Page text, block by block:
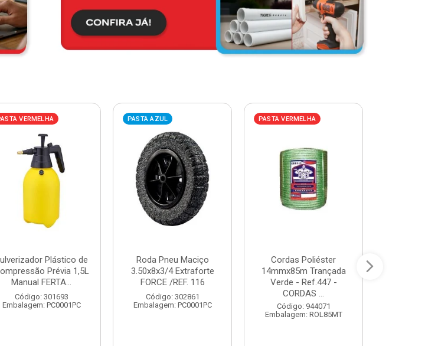
VERMELHA
Plástico de
Prévia 1,5L
Manual FERTA...
Código: 301693
Embalagem: PC0001PC
PASTA AZUL
Roda Pneu Maciço
3.50x8x3/4 Extraforte
FORCE /REF. 116
Código: 302861
Embalagem: PC0001PC
PASTA VERMELHA
Cordas Poliéster
14mmx85m Trançada
Verde - Ref.447 -
CORDAS ...
Código: 944071
Embalagem: ROL85MT